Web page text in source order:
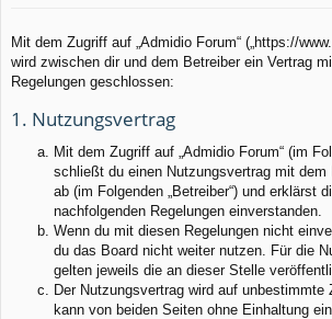
f
Mit dem Zugriff auf „Admidio Forum“ („https://
wird zwischen dir und dem Betreiber ein Vertrag
Regelungen geschlossen:
1. Nutzungsvertrag
Mit dem Zugriff auf „Admidio Forum“ (im
schließt du einen Nutzungsvertrag mit dem
ab (im Folgenden „Betreiber“) und erklärst
nachfolgenden Regelungen einverstanden.
Wenn du mit diesen Regelungen nicht
du das Board nicht weiter nutzen. Für die
gelten jeweils die an dieser Stelle
Der Nutzungsvertrag wird auf unbestimmte
kann von beiden Seiten ohne Einhaltung